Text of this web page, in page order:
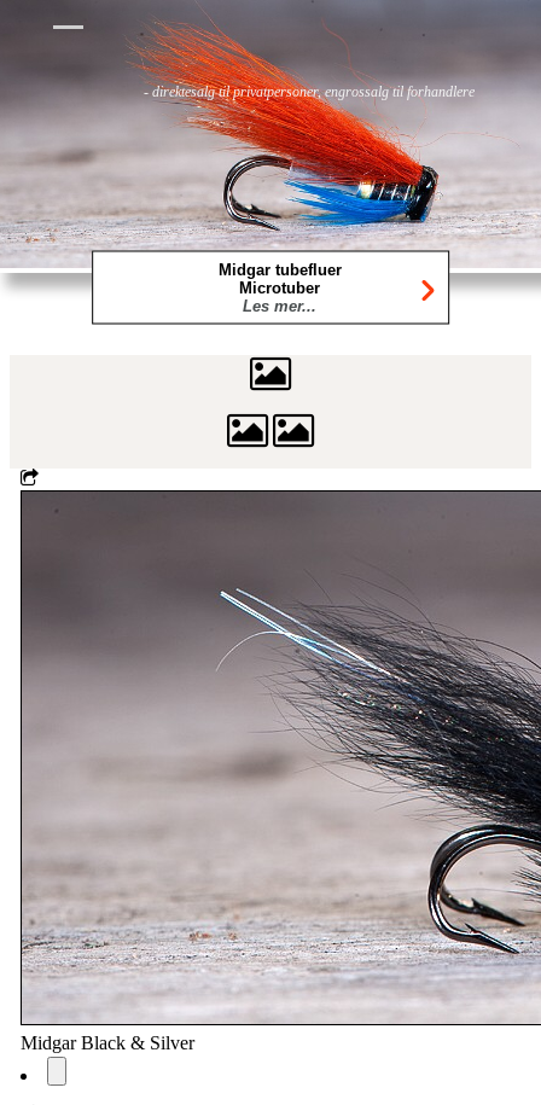
Fluer Fluefiske Fluebinding Kurs & Guiding
- direktesalg til privatpersoner, engrossalg til forhandlere
Midgar tubefluer
Microtuber
Les mer...
Midgar Black & Silver